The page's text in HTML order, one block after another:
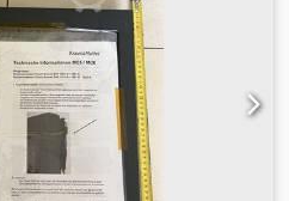
2017 Stunden: 1242 Std.
* Baujahr 11/2024
!!!! System = Ex-Tec 2G
in ZONE 1 & 2)
Gabelträger – verstellbare